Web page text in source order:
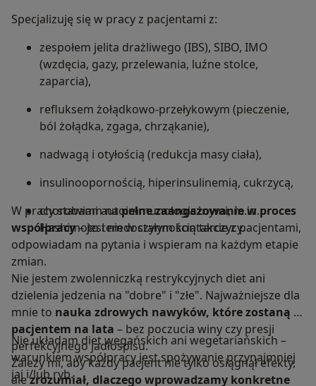
Specjalizuję się w pracy z pacjentami z:
zespołem jelita drażliwego (IBS), SIBO, IMO
(wzdęcia, gazy, przelewania, luźne stolce,
zaparcia),
refluksem żołądkowo-przełykowym (pieczenie,
ból żołądka, zgaga, chrząkanie),
nadwagą i otyłością (redukcja masy ciała),
insulinoopornością, hiperinsulinemią, cukrzycą,
chorobami autoimmunologicznymi, m.in.
Hashimoto i niedoczynnością tarczycy.
W pracy stawiam napełne zaangażowanie w proces
współpracy– jestem w stałym kontakcie z pacjentami,
odpowiadam na pytania i wspieram na każdym etapie
zmian.
Nie jestem zwolenniczką restrykcyjnych diet ani
dzielenia jedzenia na "dobre" i "złe". Najważniejsze dla
mnie to nauka zdrowych nawyków, które zostaną z
pacjentem na lata – bez poczucia winy czy presji
perfekcyjnego jadłospisu.
Zależy mi, aby każdy pacjent nie tylko osiągnął efekty,
alezrozumiał, dlaczego wprowadzamy konkretne
Nie układam diet wegańskich ani wegetariańskich –
warunkiem współpracy jest spożywanie przynajmniej
jaj i/lub ryb.